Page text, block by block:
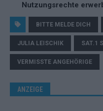
Nutzungsrechte
BITTE MELDE DICH
JULIA LEISCHIK SAT.1
VERMISSTE ANGEHÖRIGE
ANZEIGE